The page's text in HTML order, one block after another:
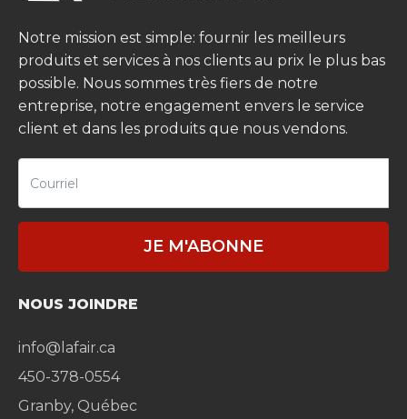
Notre mission est simple: fournir les meilleurs
produits et services à nos clients au prix le plus bas
possible. Nous sommes très fiers de notre
entreprise, notre engagement envers le service
client et dans les produits que nous vendons.
JE M'ABONNE
NOUS JOINDRE
info@lafair.ca
450-378-0554
Granby, Québec